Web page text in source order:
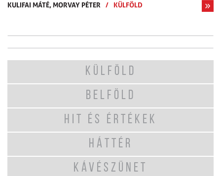
KULIFAI MÁTÉ, MORVAY PÉTER / KÜLFÖLD
KÜLFÖLD
BELFÖLD
HIT ÉS ÉRTÉKEK
HÁTTÉR
KÁVÉSZÜNET